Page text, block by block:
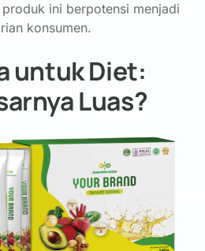
ini berpotensi menjadi
konsumen.
untuk Diet:
Luas?